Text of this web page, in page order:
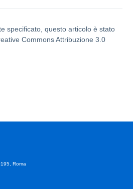
specificato, questo articolo è stato
Commons Attribuzione 3.0
Roma